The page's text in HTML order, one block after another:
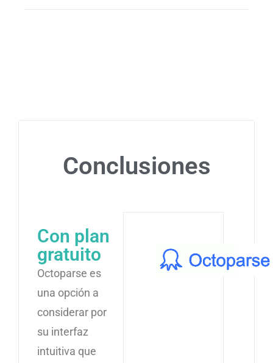
Conclusiones
Con plan
gratuito
Octoparse es
una opción a
considerar por
su interfaz
intuitiva que